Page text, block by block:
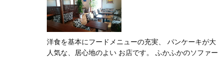
洋食を基本にフードメニューの充実、 パンケーキが大
人気な、居心地のよい お店です。 ふかふかのソファー